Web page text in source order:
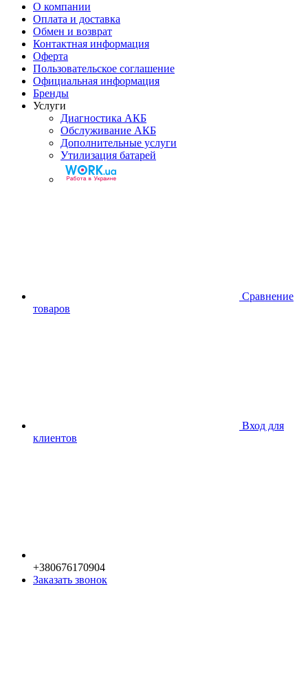
О компании
Оплата и доставка
Обмен и возврат
Контактная информация
Оферта
Пользовательское соглашение
Официальная информация
Бренды
Услуги
Диагностика АКБ
Обслуживание АКБ
Дополнительные услуги
Утилизация батарей
Сравнение
товаров
Вход для
клиентов
+380676170904
Заказать звонок